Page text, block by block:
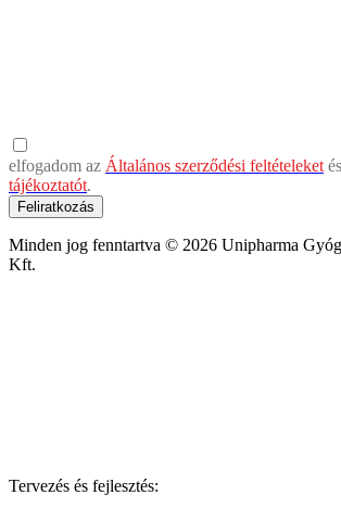
elfogadom az Általános szerződési feltételeket
tájékoztatót.
Feliratkozás
Minden jog fenntartva © 2026 Unipharma
Kft.
Tervezés és fejlesztés: